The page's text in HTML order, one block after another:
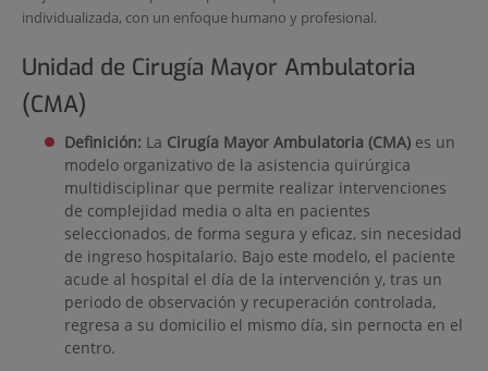
individualizada, con un enfoque humano y profesional.
Unidad de Cirugía Mayor Ambulatoria
(CMA)
Definición: La Cirugía Mayor Ambulatoria (CMA)es un
modelo organizativo de la asistencia quirúrgica
multidisciplinar que permite realizar intervenciones
de complejidad media o alta en pacientes
seleccionados, de forma segura y eficaz, sin necesidad
de ingreso hospitalario. Bajo este modelo, el paciente
acude al hospital el día de la intervención y, tras un
periodo de observación y recuperación controlada,
regresa a su domicilio el mismo día, sin pernocta en el
centro.